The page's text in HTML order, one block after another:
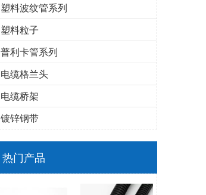
塑料波纹管系列
塑料粒子
普利卡管系列
电缆格兰头
电缆桥架
镀锌钢带
热门产品